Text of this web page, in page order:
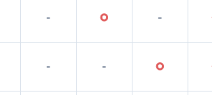
- ○ -
- - ○